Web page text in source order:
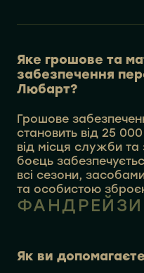
Яке грошове та
забезпечення
Любарт?
Грошове
становить від 25
від місця служби
боєць
всі сезони,
та особистою
Як ви